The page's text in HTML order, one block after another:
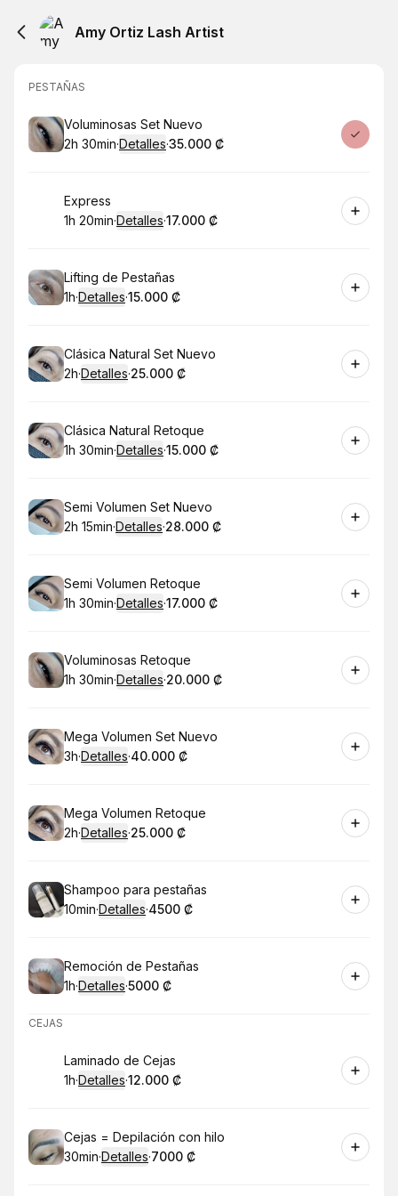
Amy Ortiz Lash Artist
PESTAÑAS
Reservar
Voluminosas Set Nuevo
.Duración:
2h 30min·Detalles·
.Precio:
35.000 ₡
Reservar
Express
.Duración:
1h 20min·Detalles·
.Precio
17.000 ₡
Reservar
Lifting de Pestañas
.Duración:
1h·Detalles·
.Precio:
15.000 ₡
Reservar
Clásica Natural Set Nuevo
.Duración:
2h·Detalles·
.Precio:
25.000 ₡
Reservar
Clásica Natural Retoque
.Duración:
1h 30min·Detalles·
.Precio:
15.000 ₡
Reservar
Semi Volumen Set Nuevo
.Duración:
2h 15min·Detalles·
.Precio:
28.000 ₡
Reservar
Semi Volumen Retoque
.Duración:
1h 30min·Detalles·
.Precio
17.000 ₡
Reservar
Voluminosas Retoque
.Duración:
1h 30min·Detalles·
.Precio:
20.000 ₡
Reservar
Mega Volumen Set Nuevo
.Duración:
3h·Detalles·
.Precio:
40.000 ₡
Reservar
Mega Volumen Retoque
.Duración:
2h·Detalles·
.Precio:
25.000 ₡
Reservar
Shampoo para pestañas
.Duración:
10min·Detalles·
.Precio
4500 ₡
Reservar
Remoción de Pestañas
.Duración:
1h·Detalles·
.Precio
5000 ₡
CEJAS
Reservar
Laminado de Cejas
.Duración:
1h·Detalles·
.Precio:
12.000 ₡
Reservar
Cejas = Depilación con hilo
.Duración:
30min·Detalles·
. Precio
7000 ₡